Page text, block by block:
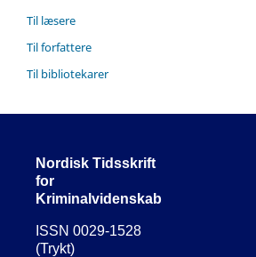
Til læsere
Til forfattere
Til bibliotekarer
Nordisk Tidsskrift
for
Kriminalvidenskab
ISSN 0029-1528
(Trykt)